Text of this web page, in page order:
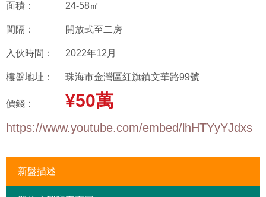
面積： 24-58㎡
間隔： 開放式至二房
入伙時間： 2022年12月
樓盤地址： 珠海市金灣區紅旗鎮文華路99號
價錢： ¥50萬
https://www.youtube.com/embed/lhHTYyYJdxs
新盤描述